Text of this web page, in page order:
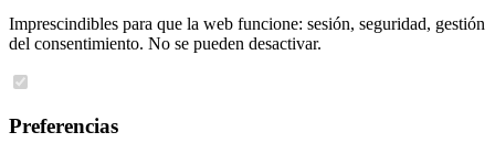
Imprescindibles para que la web funcione: sesión, seguridad, gestión
del consentimiento. No se pueden desactivar.
Preferencias